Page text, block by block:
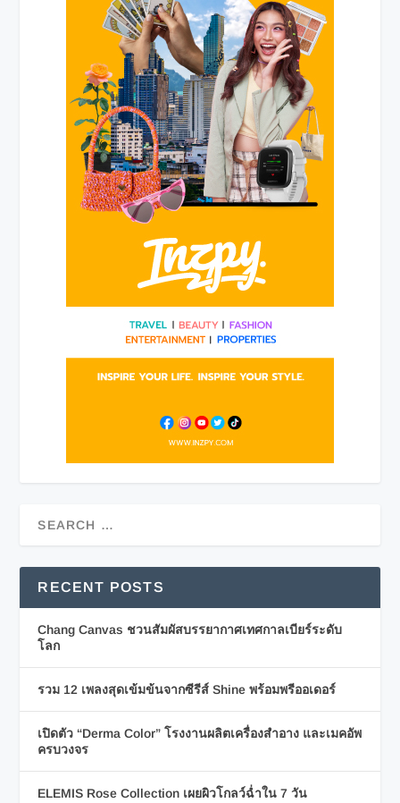
RECENT POSTS
Chang Canvas ชวนสัมผัสบรรยากาศเทศกาลเบียร์ระดับ
โลก
รวม 12 เพลงสุดเข้มข้นจากซีรีส์ Shine พร้อมพรีออเดอร์
เปิดตัว “Derma Color” โรงงานผลิตเครื่องสำอาง และเมคอัพ
ครบวงจร
ELEMIS Rose Collection เผยผิวโกลว์ฉ่ำใน 7 วัน